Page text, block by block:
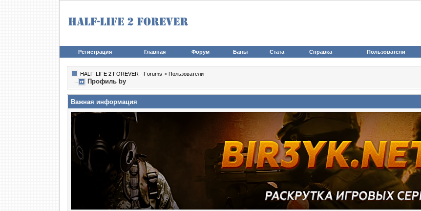
Регистрация Главная Форум Баны Стата Справка Пользователи
HALF-LIFE 2 FOREVER - Forums > Пользователи
Профиль by
Важная информация